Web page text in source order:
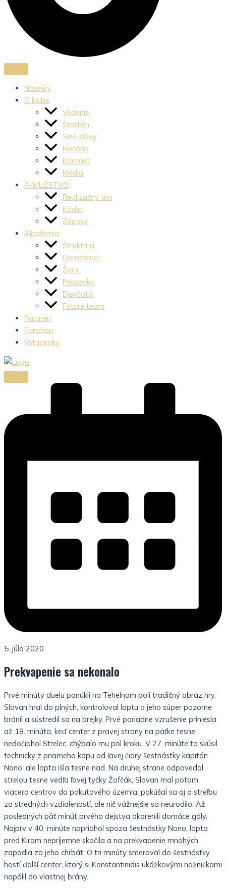
Novinky
O klube
Vedenie
Štadión
Sieň slávy
História
Kontakt
Médiá
A-MUŽSTVO
Realizačný tím
Káder
Zápasy
Akadémia
Štruktúra
Dorastenci
Žiaci
Prípravky
Dievčatá
Future team
Partneri
Fanshop
Vstupenky
5. júla 2020
Prekvapenie sa nekonalo
Prvé minúty duelu ponúkli na Tehelnom poli tradičný obraz hry.
Slovan hral do plných, kontroloval loptu a jeho súper pozorne
bránil a sústredil sa na brejky. Prvé poriadne vzrušenie priniesla
až 18. minúta, keď center z pravej strany na päťke tesne
nedočiahol Strelec, chýbalo mu pol kroku. V 27. minúte to skúsil
technicky z priameho kopu od ľavej čiary šestnástky kapitán
Nono, ale lopta išla tesne nad. Na druhej strane odpovedal
strelou tesne vedľa ľavej tyčky Žofčák, Slovan mal potom
viacero centrov do pokutového územia, pokúšal sa aj o streľbu
zo stredných vzdialeností, ale nič vážnejšie sa neurodilo. Až
posledných päť minút prvého dejstva okorenili domáce góly.
Najprv v 40. minúte napriahol spoza šestnástky Nono, lopta
pred Kirom nepríjemne skočila a na prekvapenie mnohých
zapadla za jeho chrbát. O tri minúty smeroval do šestnástky
hostí ďalší center, ktorý si Konstantinidis ukážkovými nožničkami
napálil do vlastnej brány.